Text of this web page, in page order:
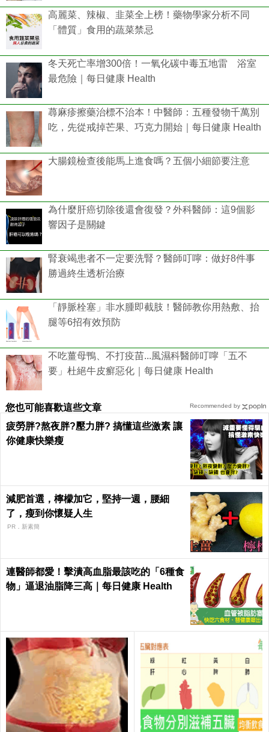
高麗菜、辣椒、韭菜全上榜！藥物學家分析不同
「體質」食用的蔬菜禁忌
冬天死亡率增300倍！一氧化碳中毒五地雷 浴室
最危險｜每日健康 Health
蕁麻疹擦藥治標不治本！中醫師：五種發物千萬別
吃，先從戒掉芒果、巧克力開始｜每日健康 Health
大腸鏡檢查後能馬上進食嗎？五個小細節要注意
為什麼肝癌切除後還會復發？外科醫師：這9個影
響因子是關鍵
腎衰竭患者不一定要洗腎？醫師叮嚀：做好8件事
勝過終生透析治療
「靜脈栓塞」非水腫即截肢！醫師教你用熱敷、抬
腿等6招有效預防
不吃薑母鴨、不打疫苗...風濕科醫師叮嚀「五不
要」杜絕牛皮癬惡化｜每日健康 Health
您也可能喜歡這些文章
疲勞胖?熬夜胖?壓力胖? 搞懂這些激素 讓
你健康快樂瘦
減肥首選，檸檬加它，堅持一週，腰細
了，瘦到你懷疑人生
PR．新素簡
連醫師都愛！擊潰高血脂最該吃的「6種食
物」逼退油脂降三高｜每日健康 Health
Recommended by